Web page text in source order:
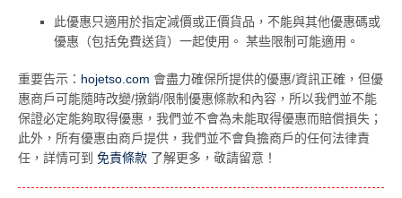
此優惠只適用於指定減價或正價貨品，不能與其他優惠碼或
優惠（包括免費送貨）一起使用。 某些限制可能適用。
重要告示： hojetso.com 會盡力確保所提供的優惠/資訊正確，但優
惠商戶可能隨時改變/撴銷/限制優惠條款和內容，所以我們並不能
保證必定能夠取得優惠，我們並不會為未能取得優惠而賠償損失；
此外，所有優惠由商戶提供，我們並不會負擔商戶的任何法律責
任，詳情可到 免責條款 了解更多，敬請留意！